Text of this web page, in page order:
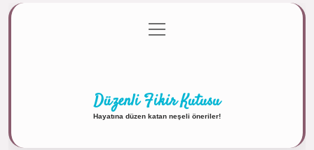
Gizlilik Politikası
menüyü
aç
Düzenli Fikir Kutusu
Hayatına düzen katan neşeli öneriler!